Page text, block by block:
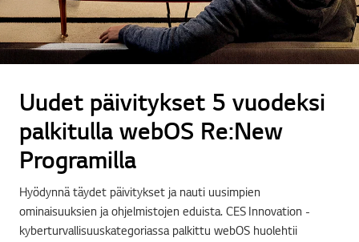
Uudet päivitykset 5 vuodeksi
palkitulla webOS Re:New
Programilla
Hyödynnä täydet päivitykset ja nauti uusimpien
ominaisuuksien ja ohjelmistojen eduista. CES Innovation -
kyberturvallisuuskategoriassa palkittu webOS huolehtii